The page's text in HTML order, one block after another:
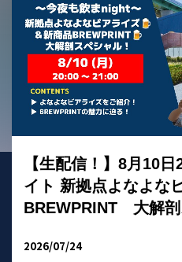
【生配信！】8月10
イト 新拠点よなよな
BREWPRINT 大解剖
2026/07/24